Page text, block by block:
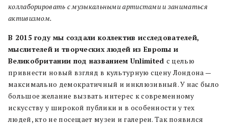
коллаборировать с музыкальными артистами и заниматься
активизмом.
В 2015 году мы создали коллектив исследователей,
мыслителей и творческих людей из Европы и
Великобритании под названием Unlimited с целью
привнести новый взгляд в культурную сцену Лондона —
максимально демократичный и инклюзивный. У нас было
большое желание вызвать интерес к современному
искусству у широкой публики и в особенности у тех
людей, кто не посещает музеи и галереи. Так появился